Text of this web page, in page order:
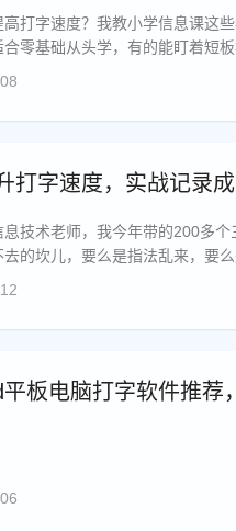
高打字速度？我教小学信息课这
零基础从头学，有的能盯着短板
打字速度，实战记录
息技术老师，我今年带的200多
去的坎儿，要么是指法乱来，要
板电脑打字软件推荐